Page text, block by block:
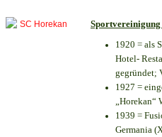
1920 = als
Hotel-
gegründet;
1927 =
1939 =
Germania